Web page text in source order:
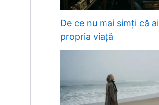
De ce nu mai simți că
propria viață